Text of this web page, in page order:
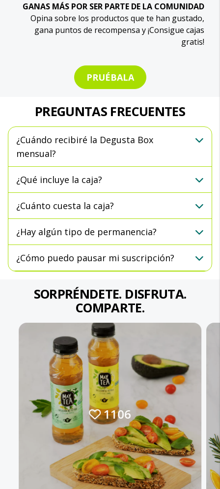
GANAS MÁS POR SER PARTE DE LA COMUNIDAD
Opina sobre los productos que te han gustado,
gana puntos de recompensa y ¡Consigue cajas
gratis!
PRUÉBALA
PREGUNTAS FRECUENTES
¿Cuándo recibiré la Degusta Box
mensual?
¿Qué incluye la caja?
¿Cuánto cuesta la caja?
¿Hay algún tipo de permanencia?
¿Cómo puedo pausar mi suscripción?
SORPRÉNDETE. DISFRUTA.
COMPARTE.
1106